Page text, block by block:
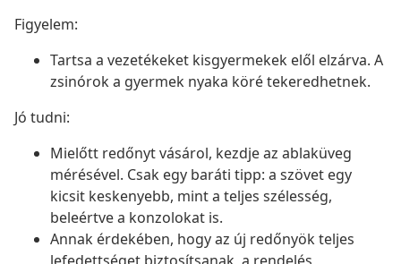
Figyelem:
Tartsa a vezetékeket kisgyermekek elől elzárva. A
zsinórok a gyermek nyaka köré tekeredhetnek.
Jó tudni:
Mielőtt redőnyt vásárol, kezdje az ablaküveg
mérésével. Csak egy baráti tipp: a szövet egy
kicsit keskenyebb, mint a teljes szélesség,
beleértve a konzolokat is.
Annak érdekében, hogy az új redőnyök teljes